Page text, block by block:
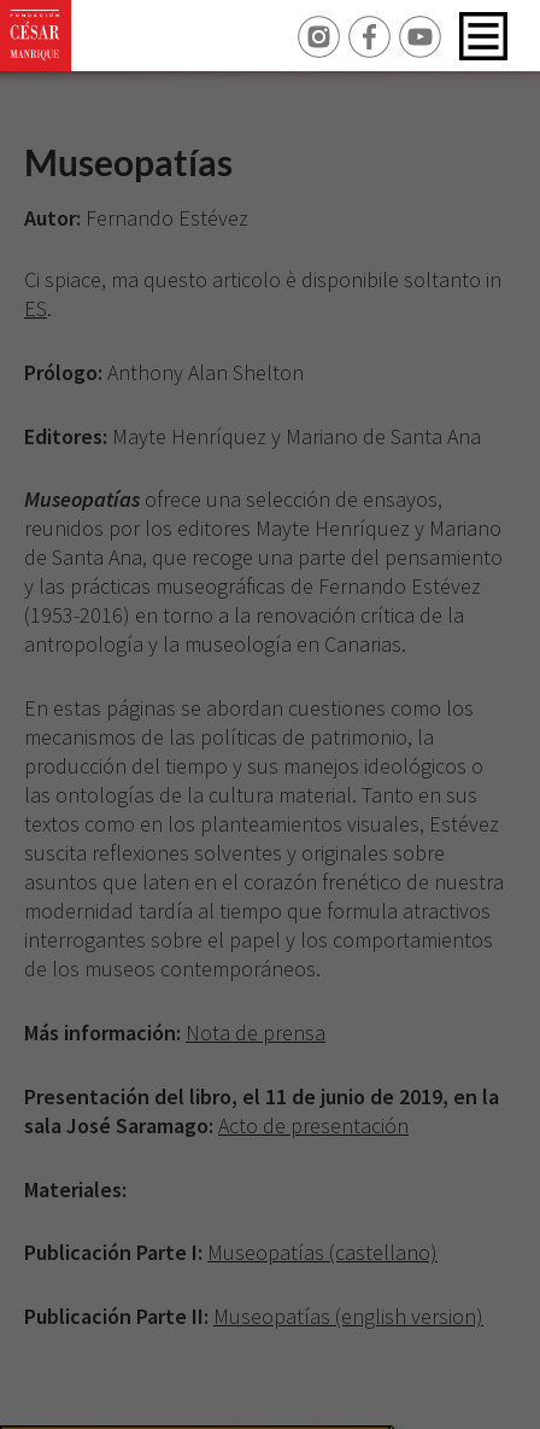
Museopatías
Autor: Fernando Estévez
Ci spiace, ma questo articolo è disponibile soltanto in
ES.
Prólogo: Anthony Alan Shelton
Editores: Mayte Henríquez y Mariano de Santa Ana
Museopatías ofrece una selección de ensayos,
reunidos por los editores Mayte Henríquez y Mariano
de Santa Ana, que recoge una parte del pensamiento
y las prácticas museográficas de Fernando Estévez
(1953-2016) en torno a la renovación crítica de la
antropología y la museología en Canarias.
En estas páginas se abordan cuestiones como los
mecanismos de las políticas de patrimonio, la
producción del tiempo y sus manejos ideológicos o
las ontologías de la cultura material. Tanto en sus
textos como en los planteamientos visuales, Estévez
suscita reflexiones solventes y originales sobre
asuntos que laten en el corazón frenético de nuestra
modernidad tardía al tiempo que formula atractivos
interrogantes sobre el papel y los comportamientos
de los museos contemporáneos.
Más información: Nota de prensa
Presentación del libro, el 11 de junio de 2019, en la
sala José Saramago: Acto de presentación
Materiales:
Publicación Parte I: Museopatías (castellano)
Publicación Parte II: Museopatías (english version)